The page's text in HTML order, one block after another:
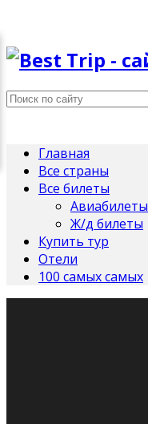
Главная
Все страны
Все билеты
Авиабилеты
Ж/д билеты
Купить тур
Отели
100 самых самых